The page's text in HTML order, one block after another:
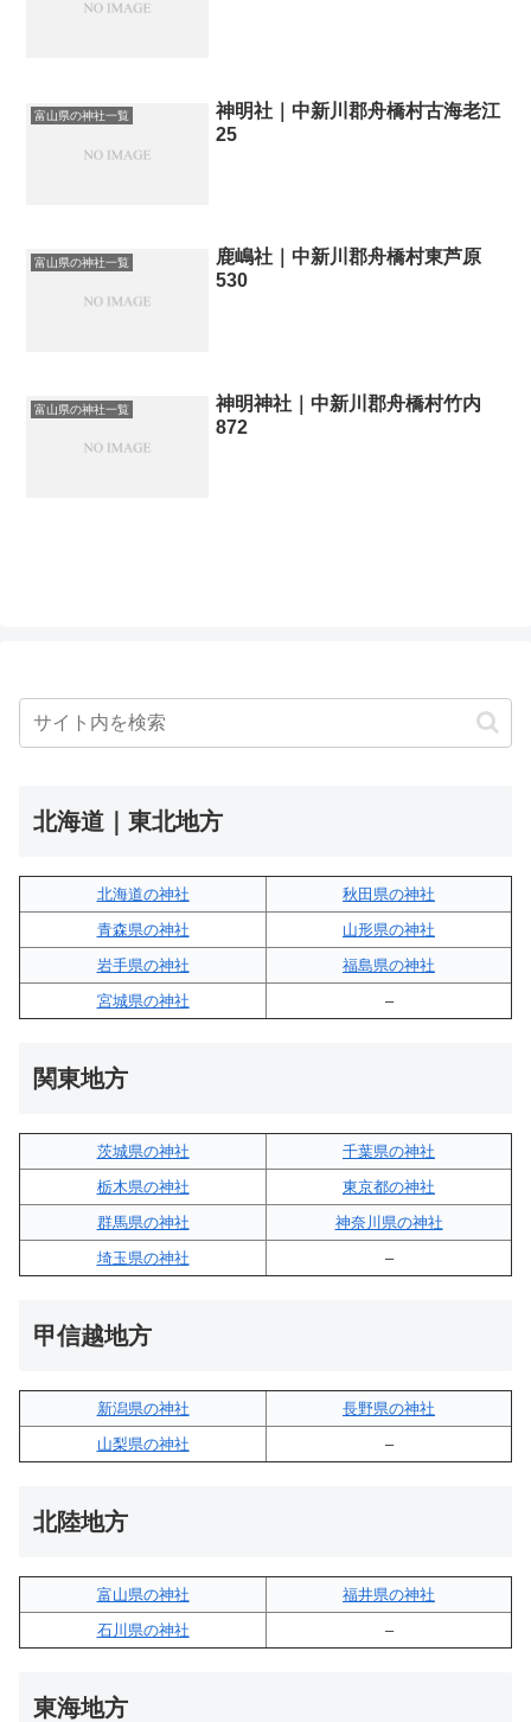
富山県の神社一覧
神明社｜中新川郡舟橋村古海老江
25
富山県の神社一覧
鹿嶋社｜中新川郡舟橋村東芦原
530
富山県の神社一覧
神明神社｜中新川郡舟橋村竹内
872
北海道｜東北地方
北海道の神社
秋田県の神社
青森県の神社
山形県の神社
岩手県の神社
福島県の神社
宮城県の神社
–
関東地方
茨城県の神社
千葉県の神社
栃木県の神社
東京都の神社
群馬県の神社
神奈川県の神社
埼玉県の神社
–
甲信越地方
新潟県の神社
長野県の神社
山梨県の神社
–
北陸地方
富山県の神社
福井県の神社
石川県の神社
–
東海地方